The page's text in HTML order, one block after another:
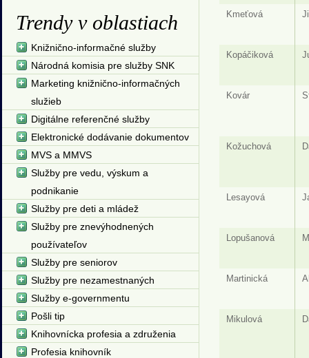
Kmeťová
Kopáčiková
Kovár
Kožuchová
Lesayová
Lopušanová
Martinická
Mikulová
Trendy v oblastiach
Knižnično-informačné služby
Národná komisia pre služby SNK
Marketing knižnično-informačných
služieb
Digitálne referenčné služby
Elektronické dodávanie dokumentov
MVS a MMVS
Služby pre vedu, výskum a
podnikanie
Služby pre deti a mládež
Služby pre znevýhodnených
používateľov
Služby pre seniorov
Služby pre nezamestnaných
Služby e-governmentu
Pošli tip
Knihovnícka profesia a združenia
Profesia knihovník